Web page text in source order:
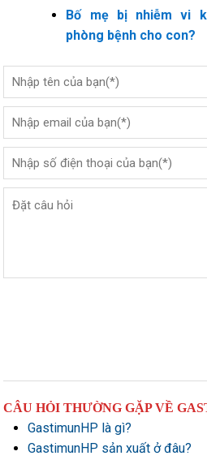
Bố mẹ bị nhiễm vi
phòng bệnh cho con?
CÂU HỎI THƯỜNG GẶP VỀ
GastimunHP là gì?
GastimunHP sản xuất ở đâu?